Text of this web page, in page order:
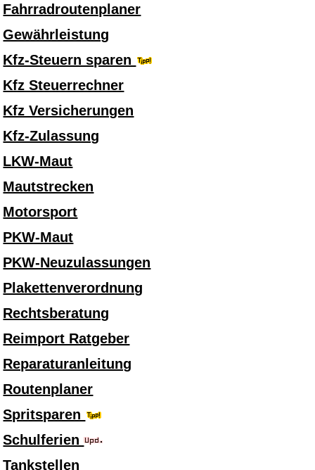
Fahrradroutenplaner
Gewährleistung
Kfz-Steuern sparen
Kfz Steuerrechner
Kfz Versicherungen
Kfz-Zulassung
LKW-Maut
Mautstrecken
Motorsport
PKW-Maut
PKW-Neuzulassungen
Plakettenverordnung
Rechtsberatung
Reimport Ratgeber
Reparaturanleitung
Routenplaner
Spritsparen
Schulferien
Tankstellen